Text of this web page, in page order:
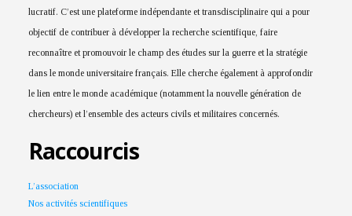
lucratif. C’est une plateforme indépendante et transdisciplinaire qui a pour
objectif de contribuer à développer la recherche scientifique, faire
reconnaître et promouvoir le champ des études sur la guerre et la stratégie
dans le monde universitaire français. Elle cherche également à approfondir
le lien entre le monde académique (notamment la nouvelle génération de
chercheurs) et l’ensemble des acteurs civils et militaires concernés.
Raccourcis
L’association
Nos activités scientifiques